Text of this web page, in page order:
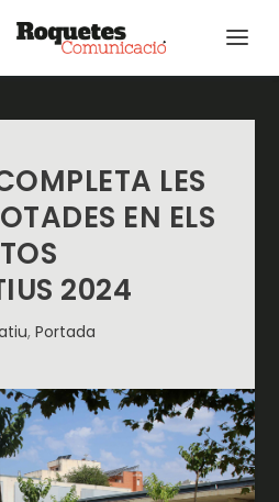
LES
EN ELS
2024
,Portada